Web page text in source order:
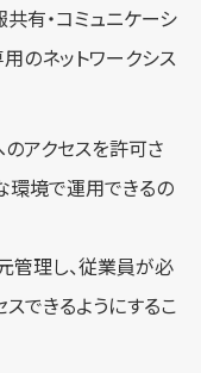
有・コミュニケーシ
のネットワークシス
アクセスを許可さ
環境で運用できるの
管理し、従業員が必
できるようにするこ